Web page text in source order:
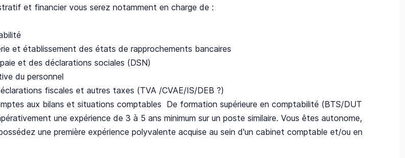
et financier vous serez notamment en charge de :
et établissement des états de rapprochements bancaires
et des déclarations sociales (DSN)
du personnel
fiscales et autres taxes (TVA /CVAE/IS/DEB ?)
aux bilans et situations comptables De formation supérieure en comptabilité (BTS/DUT
une expérience de 3 à 5 ans minimum sur un poste similaire. Vous êtes autonome,
une première expérience polyvalente acquise au sein d'un cabinet comptable et/ou en